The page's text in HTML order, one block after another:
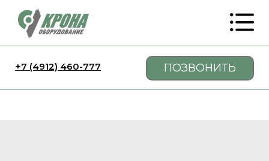
+7 (4912) 460-777 ПОЗВОНИТЬ